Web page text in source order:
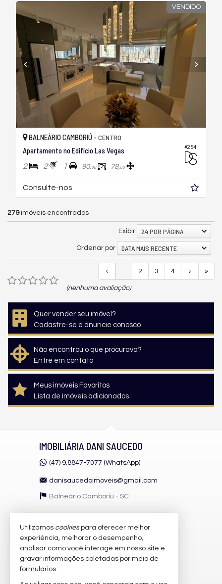
VENDIDO
#254
BALNEÁRIO CAMBORIÚ - CENTRO
Apartamento no Edifício Las Vegas
2 2 1 90,00 78,00
Consulte-nos
279imóveis encontrados
Exibir 24 POR PÁGINA
Ordenar por DATA MAIS RECENTE
‹ 1 2 3 4 › »
(nenhuma avaliação)
Quer vender seu imóvel?
Cadastre-se e anuncie conosco
Não encontrou o que procurava?
Entre em contato
Meus imóveis Favoritos
Lista de imóveis adicionados
IMOBILIÁRIA DANI SAUCEDO
(47) 9.8847-7077 (WhatsApp)
danisaucedoimoveis@gmail.com
Balneário Camboriú - SC
VEJA MAIS
receba nosso newsletter
Utilizamos cookiespara oferecer melhor
experiência, melhorar o desempenho,
analisar como você interage em nosso site e
gravar informações coletadas por meio de
formulários.